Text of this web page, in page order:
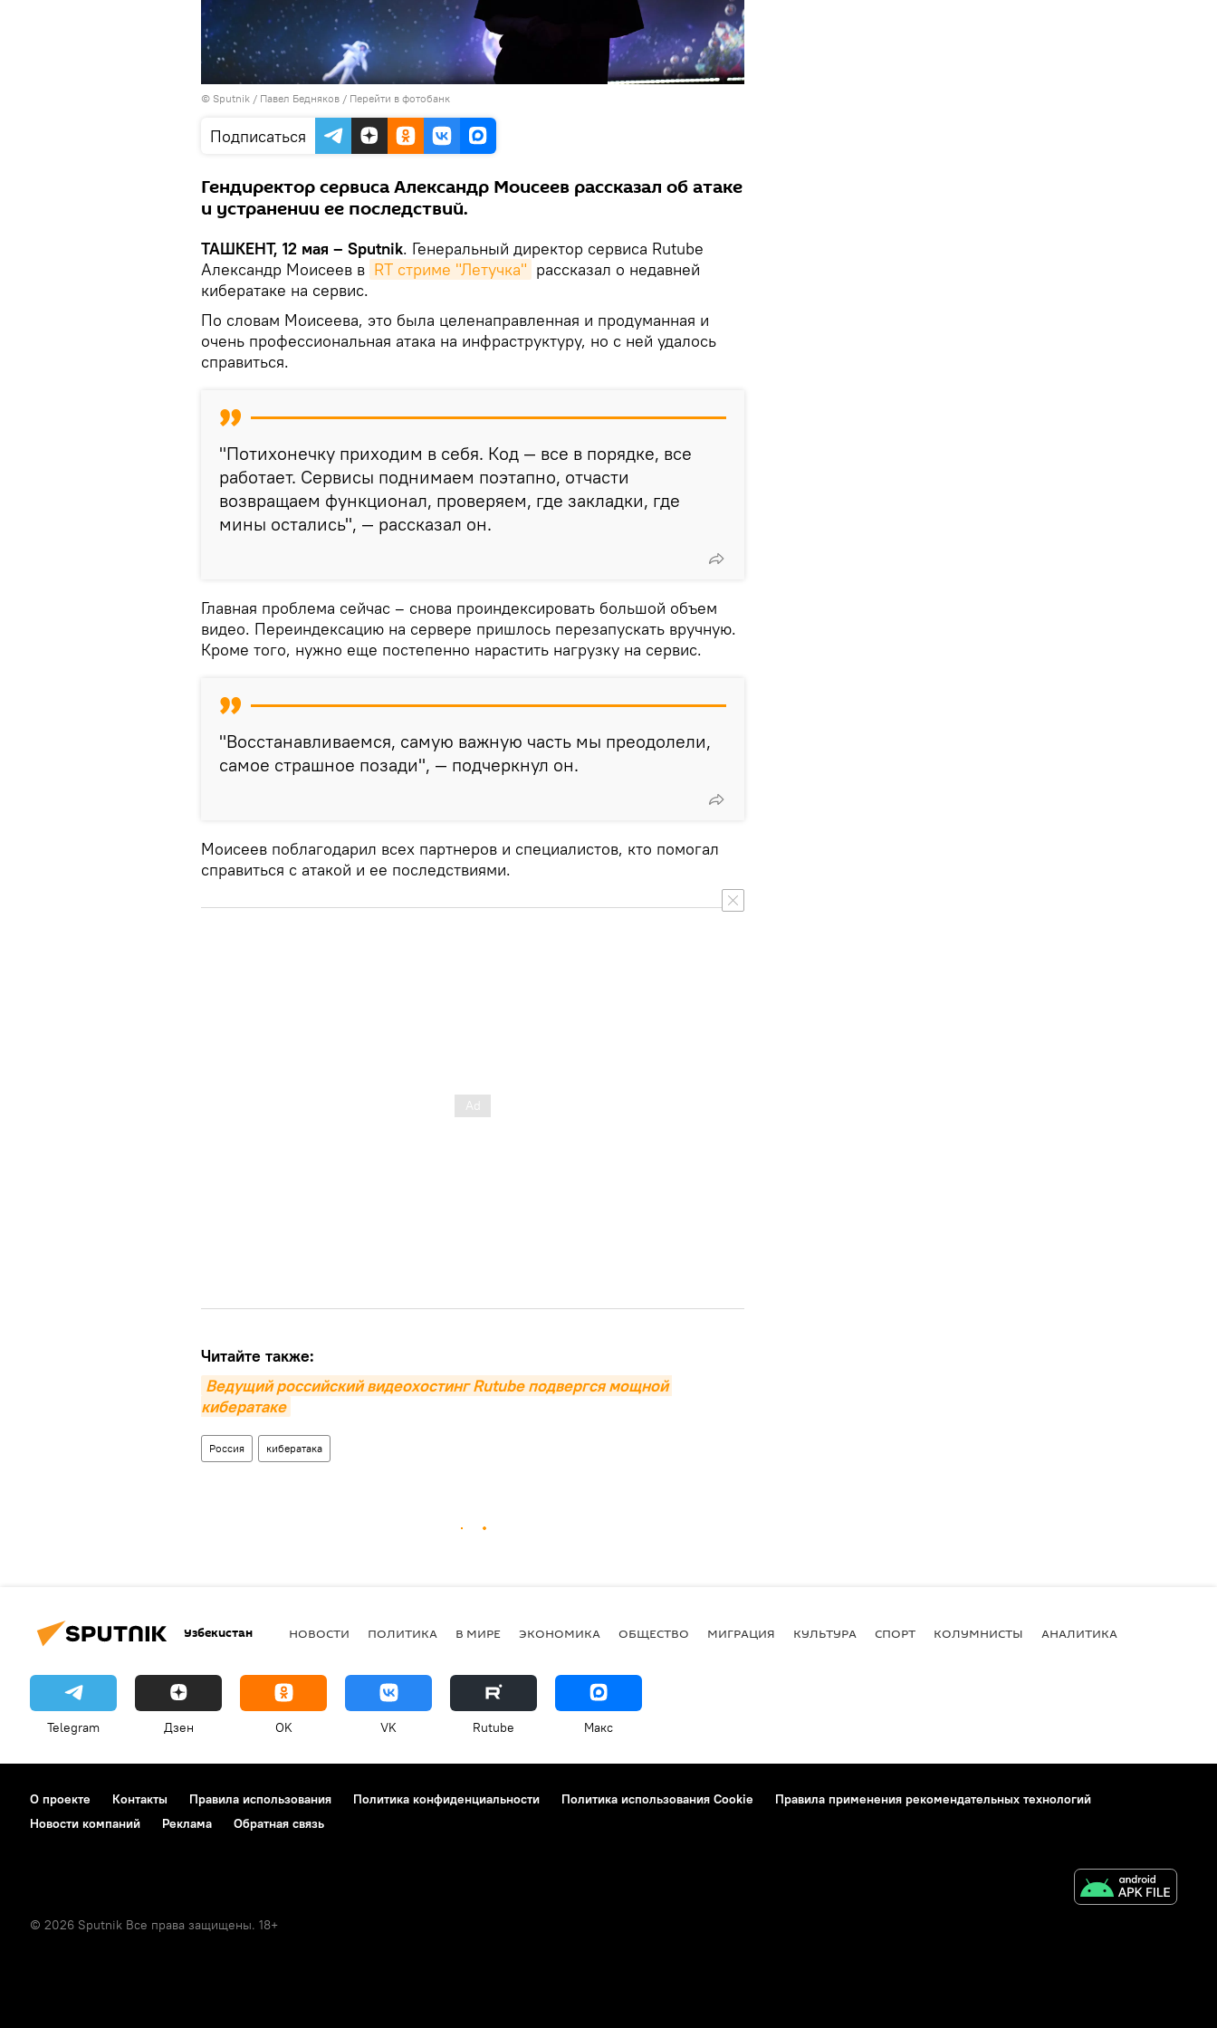
© Sputnik / Павел Бедняков / Перейти в фотобанк
Подписаться
Гендиректор сервиса Александр Моисеев рассказал об атаке
и устранении ее последствий.
ТАШКЕНТ, 12 мая – Sputnik. Генеральный директор сервиса Rutube
Александр Моисеев в RT стриме "Летучка" рассказал о недавней
кибератаке на сервис.
По словам Моисеева, это была целенаправленная и продуманная и
очень профессиональная атака на инфраструктуру, но с ней удалось
справиться.
"Потихонечку приходим в себя. Код — все в порядке, все
работает. Сервисы поднимаем поэтапно, отчасти
возвращаем функционал, проверяем, где закладки, где
мины остались", — рассказал он.
Главная проблема сейчас – снова проиндексировать большой объем
видео. Переиндексацию на сервере пришлось перезапускать вручную.
Кроме того, нужно еще постепенно нарастить нагрузку на сервис.
"Восстанавливаемся, самую важную часть мы преодолели,
самое страшное позади", — подчеркнул он.
Моисеев поблагодарил всех партнеров и специалистов, кто помогал
справиться с атакой и ее последствиями.
Читайте также:
Ведущий российский видеохостинг Rutube подвергся мощной
кибератаке
Россия кибератака
Узбекистан НОВОСТИ ПОЛИТИКА В МИРЕ ЭКОНОМИКА ОБЩЕСТВО МИГРАЦИЯ КУЛЬТУРА СПОРТ КОЛУМНИСТЫ АНАЛИТИКА
Telegram Дзен OK VK Rutube Макс
О проекте Контакты Правила использования Политика конфиденциальности Политика использования Cookie
Правила применения рекомендательных технологий
Новости компаний
Реклама Обратная связь
© 2026 Sputnik Все права защищены. 18+